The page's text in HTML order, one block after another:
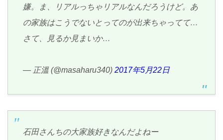
嫌。ま、リアルっちゃリアルなんだろうけど。あ
の家族はこうでないとってのが出来ちゃってて…
さて、見るか見まいか…
— 正溫 (@masaharu340) 2017年5月22日
石田さんちの大家族好きなんだよねー